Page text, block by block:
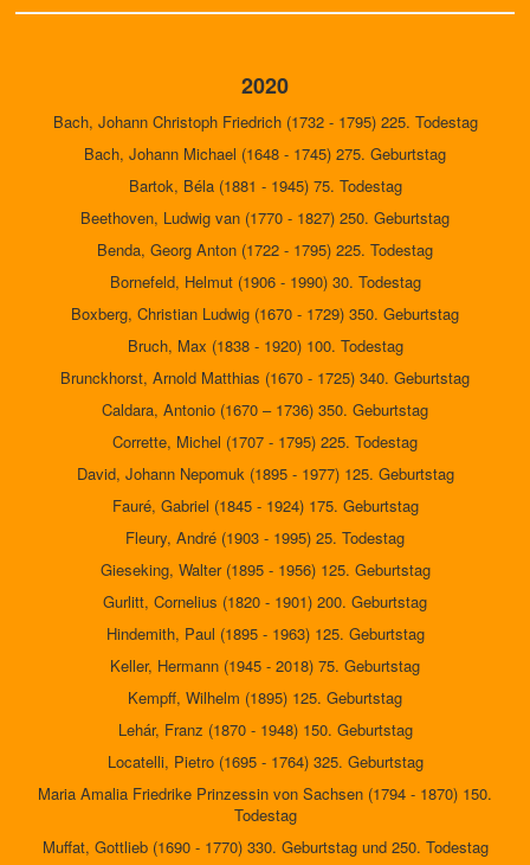
2020
Bach, Johann Christoph Friedrich (1732 - 1795) 225. Todestag
Bach, Johann Michael (1648 - 1745) 275. Geburtstag
Bartok, Béla (1881 - 1945) 75. Todestag
Beethoven, Ludwig van (1770 - 1827) 250. Geburtstag
Benda, Georg Anton (1722 - 1795) 225. Todestag
Bornefeld, Helmut (1906 - 1990) 30. Todestag
Boxberg, Christian Ludwig (1670 - 1729) 350. Geburtstag
Bruch, Max (1838 - 1920) 100. Todestag
Brunckhorst, Arnold Matthias (1670 - 1725) 340. Geburtstag
Caldara, Antonio (1670 – 1736) 350. Geburtstag
Corrette, Michel (1707 - 1795) 225. Todestag
David, Johann Nepomuk (1895 - 1977) 125. Geburtstag
Fauré, Gabriel (1845 - 1924) 175. Geburtstag
Fleury, André (1903 - 1995) 25. Todestag
Gieseking, Walter (1895 - 1956) 125. Geburtstag
Gurlitt, Cornelius (1820 - 1901) 200. Geburtstag
Hindemith, Paul (1895 - 1963) 125. Geburtstag
Keller, Hermann (1945 - 2018) 75. Geburtstag
Kempff, Wilhelm (1895) 125. Geburtstag
Lehár, Franz (1870 - 1948) 150. Geburtstag
Locatelli, Pietro (1695 - 1764) 325. Geburtstag
Maria Amalia Friedrike Prinzessin von Sachsen (1794 - 1870) 150.
Todestag
Muffat, Gottlieb (1690 - 1770) 330. Geburtstag und 250. Todestag